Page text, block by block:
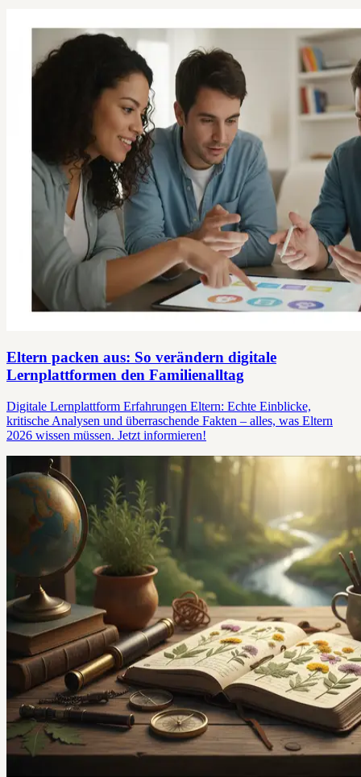
Eltern packen aus: So verändern digitale
Lernplattformen den Familienalltag
Digitale Lernplattform Erfahrungen Eltern: Echte Einblicke,
kritische Analysen und überraschende Fakten – alles, was Eltern
2026 wissen müssen. Jetzt informieren!